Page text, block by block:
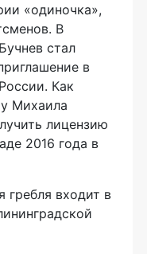
«одиночка»,
В
стал
в
Как
Михаила
лицензию
2016 года в
гребля входит в